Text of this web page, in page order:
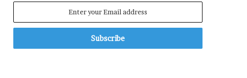
Email